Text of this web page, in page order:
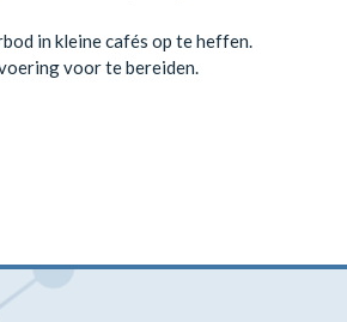
in kleine cafés op te heffen.
voor te bereiden.